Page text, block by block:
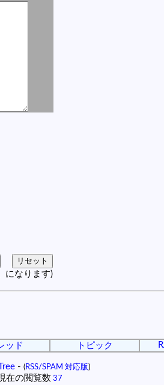
になります)
ッド トピック
- (RSS/SPAM 対応版)
在の閲覧数 37